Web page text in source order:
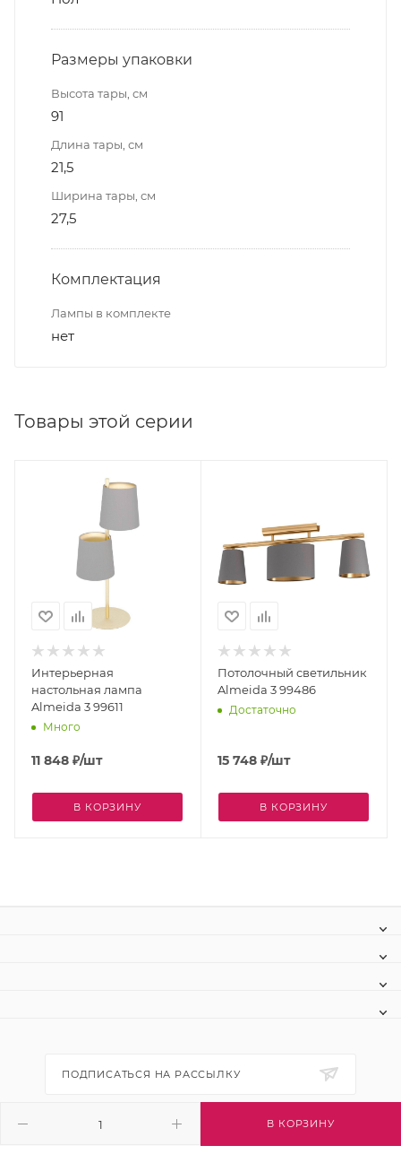
В КОРЗИНУ
Размеры упаковки
Высота тары, см
91
Длина тары, см
21,5
Ширина тары, см
27,5
Комплектация
Лампы в комплекте
нет
Товары этой серии
Интерьерная
настольная лампа
Almeida 3 99611
Много
11 848 ₽/шт
В КОРЗИНУ
Потолочный светильник
Almeida 3 99486
Достаточно
15 748 ₽/шт
В КОРЗИНУ
ПОДПИСАТЬСЯ НА РАССЫЛКУ